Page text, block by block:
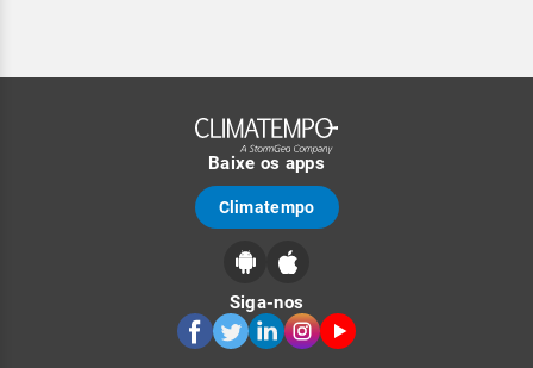
Baixe os apps
Climatempo
Siga-nos